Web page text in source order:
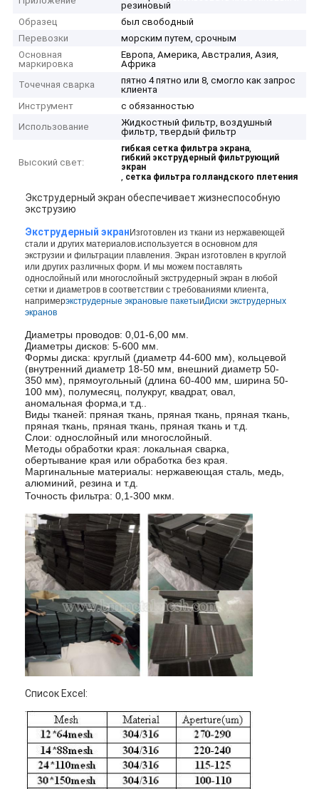
Продукция
О Компании
резиновый
Образец
был свободный
Перевозки
морским путем, срочным
Основная
маркировка
Европа, Америка, Австралия, Азия,
Африка
Точечная сварка
пятно 4 пятно или 8, смогло как запрос
клиента
Инструмент
с обязанностью
Использование
Жидкостный фильтр, воздушный
фильтр, твердый фильтр
Высокий свет:
гибкая сетка фильтра экрана,
гибкий экструдерный фильтрующий
экран
, сетка фильтра голландского плетения
Экструдерный экран обеспечивает жизнеспособную
экструзию
Экструдерный экран Изготовлен из ткани из нержавеющей
стали и других материалов.используется в основном для
экструзии и фильтрации плавления. Экран изготовлен в круглой
или других различных форм. И мы можем поставлять
однослойный или многослойный экструдерный экран в любой
сетки и диаметров в соответствии с требованиями клиента,
напримерэкструдерные экрановые пакетыиДиски экструдерных
экранов
Диаметры проводов: 0,01-6,00 мм.
Диаметры дисков: 5-600 мм.
Формы диска: круглый (диаметр 44-600 мм), кольцевой
(внутренний диаметр 18-50 мм, внешний диаметр 50-
350 мм), прямоугольный (длина 60-400 мм, ширина 50-
100 мм), полумесяц, полукруг, квадрат, овал,
аномальная форма,и т.д..
Виды тканей: пряная ткань, пряная ткань, пряная ткань,
пряная ткань, пряная ткань, пряная ткань и т.д.
Слои: однослойный или многослойный.
Методы обработки края: локальная сварка,
обертывание края или обработка без края.
Маргинальные материалы: нержавеющая сталь, медь,
алюминий, резина и т.д.
Точность фильтра: 0,1-300 мкм.
Список Excel: